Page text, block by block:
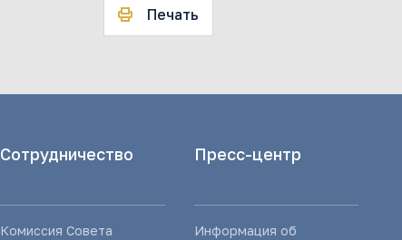
Печать
Сотрудничество
Комиссия Совета
Пресс-центр
Информация об